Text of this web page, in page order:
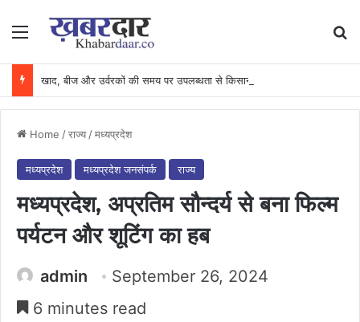
Menu
Home /राज्य /मध्यप्रदेश
मध्यप्रदेश मध्यप्रदेश जनसंपर्क राज्य
मध्यप्रदेश, अप्रतिम सौन्दर्य से बना फिल्म
पर्यटन और शूटिंग का हब
admin
September 26, 2024
6 minutes read